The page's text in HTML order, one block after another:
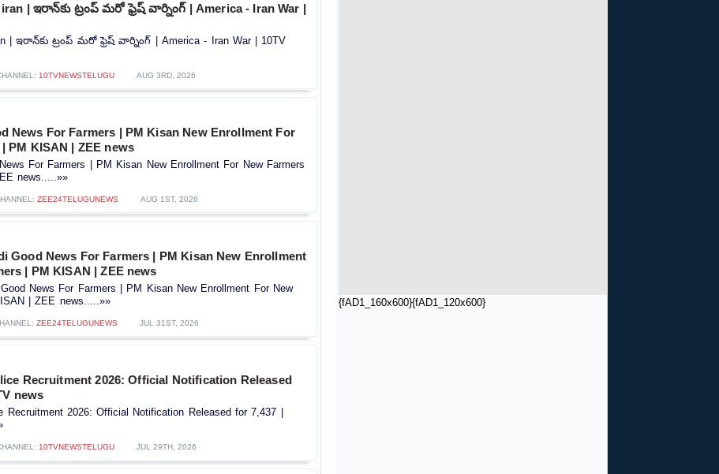
{fAD1_160x600}{fAD1_120x600}
| ఇరాన్‌కు ట్రంప్ మరో ఫ్రెష్ వార్నింగ్ | America - Iran War |
| ఇరాన్‌కు ట్రంప్ మరో ఫ్రెష్ వార్నింగ్ | America - Iran War | 10TV
10TVNEWSTELUGU AUG 3RD, 2026
News For Farmers | PM Kisan New Enrollment For
PM KISAN | ZEE news
For Farmers | PM Kisan New Enrollment For New Farmers
news.....»»
ZEE24TELUGUNEWS AUG 1ST, 2026
Good News For Farmers | PM Kisan New Enrollment
| PM KISAN | ZEE news
News For Farmers | PM Kisan New Enrollment For New
| ZEE news.....»»
ZEE24TELUGUNEWS JUL 31ST, 2026
Recruitment 2026: Official Notification Released
news
Recruitment 2026: Official Notification Released for 7,437 |
10TVNEWSTELUGU JUL 29TH, 2026